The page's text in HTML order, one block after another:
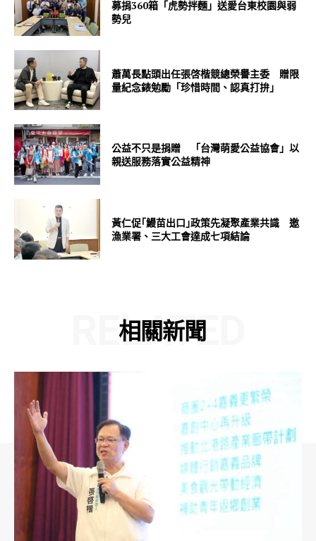
募捐360箱「虎勢拌麵」送愛台東校園與弱
勢兒
蕭萬長點頭出任張啓楷競總榮譽主委 贈限
量紀念錶勉勵「珍惜時間、認真打拚」
公益不只是捐贈 「台灣萌愛公益協會」以
親送服務落實公益精神
黃仁促｢鰻苗出口｣政策先凝聚產業共識 邀
漁業署、三大工會達成七項結論
相關新聞
RELATED